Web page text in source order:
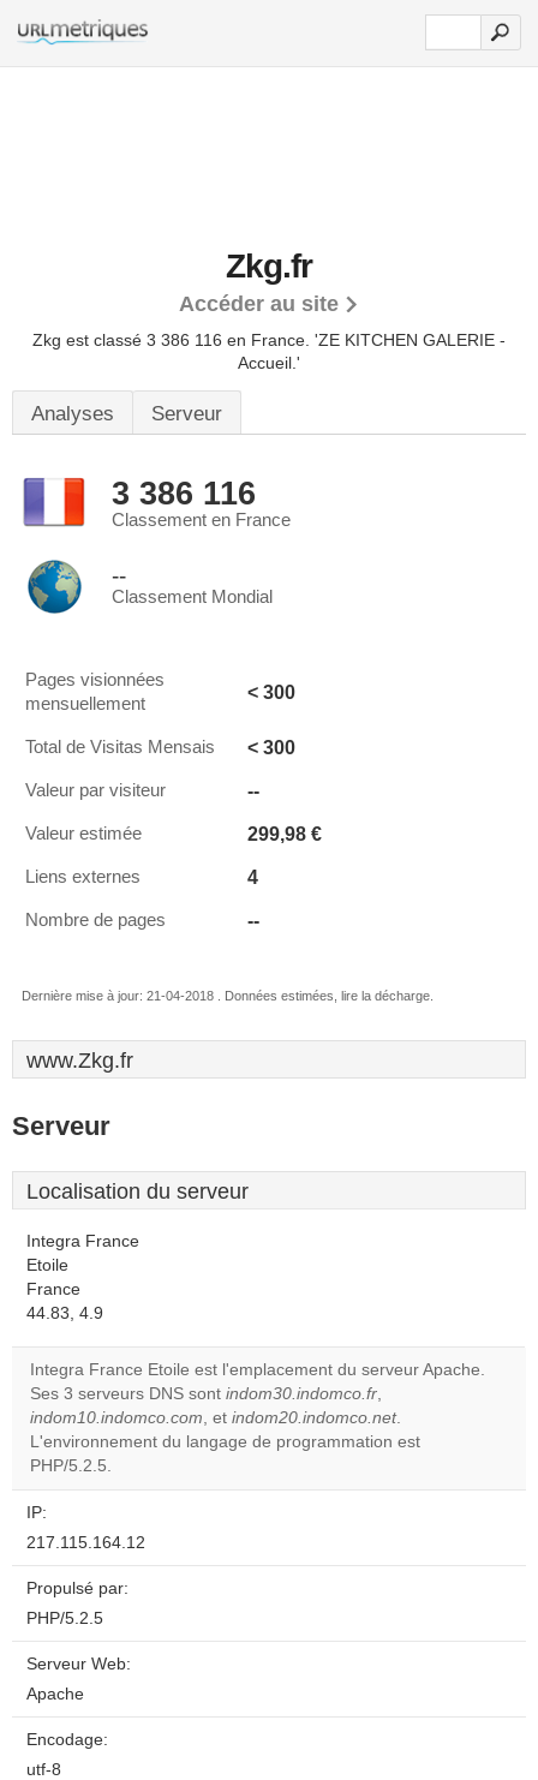
Zkg.fr
Accéder au site
Zkg est classé 3 386 116 en France. 'ZE KITCHEN GALERIE -
Accueil.'
Analyses Serveur
3 386 116
Classement en France
--
Classement Mondial
Pages visionnées
mensuellement
< 300
Total de Visitas Mensais < 300
Valeur par visiteur --
Valeur estimée 299,98 €
Liens externes 4
Nombre de pages --
Dernière mise à jour: 21-04-2018 . Données estimées, lire la décharge.
www.Zkg.fr
Serveur
Localisation du serveur
Integra France
Etoile
France
44.83, 4.9
Integra France Etoile est l'emplacement du serveur Apache.
Ses 3 serveurs DNS sont indom30.indomco.fr,
indom10.indomco.com, et indom20.indomco.net.
L'environnement du langage de programmation est
PHP/5.2.5.
IP:
217.115.164.12
Propulsé par:
PHP/5.2.5
Serveur Web:
Apache
Encodage:
utf-8